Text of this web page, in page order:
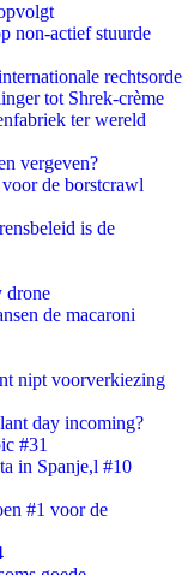
non-actief stuurde
rechtsorde
tot Shrek-crème
ter wereld
vergeven?
de borstcrawl
is de
drone
de macaroni
nipt voorverkiezing
day incoming?
#31
in Spanje,l #10
#1 voor de